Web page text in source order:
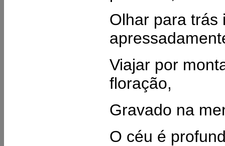
Olhar para trás
Viajar por
floração,
Gravado na
O céu é